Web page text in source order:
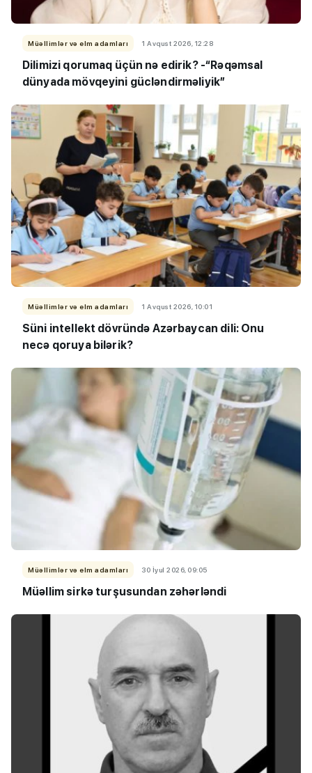
Müəllimlər və elm adamları 1 Avqust 2026, 12:28
Dilimizi qorumaq üçün nə edirik? -“Rəqəmsal
dünyada mövqeyini gücləndirməliyik”
Müəllimlər və elm adamları 1 Avqust 2026, 10:01
Süni intellekt dövründə Azərbaycan dili: Onu
necə qoruya bilərik?
Müəllimlər və elm adamları 30 İyul 2026, 09:05
Müəllim sirkə turşusundan zəhərləndi